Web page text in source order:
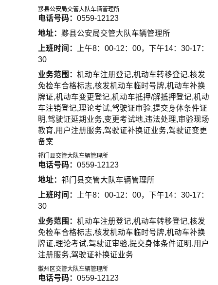
黟县公安局交管大队车辆管理所
电话号码： 0559-12123
地址： 黟县公安局交管大队车辆管理所
上班时间：
上午8：00-12：00，下午14：30-17：
30
业务范围： 机动车注册登记,机动车转移登记,核发
免检车合格标志,核发机动车临时号牌,机动车补换
牌证,机动车变更登记,机动车抵押/解抵押登记,机动
车注销登记,理论考试,驾驶证审验,提交身体条件证
明,驾驶证延期业务,变更考试地,违法处理,审验现场
教育,用户注册服务,驾驶证补换证业务,驾驶证变更
备案
祁门县交管大队车辆管理所
电话号码： 0559-12123
地址： 祁门县交管大队车辆管理所
上班时间：
上午8：00-12：00，下午14：30-17：
30
业务范围： 机动车注册登记,机动车转移登记,核发
免检车合格标志,核发机动车临时号牌,机动车补换
牌证,理论考试,驾驶证审验,提交身体条件证明,用户
注册服务,驾驶证补换证业务
徽州区交管大队车辆管理所
电话号码： 0559-12123